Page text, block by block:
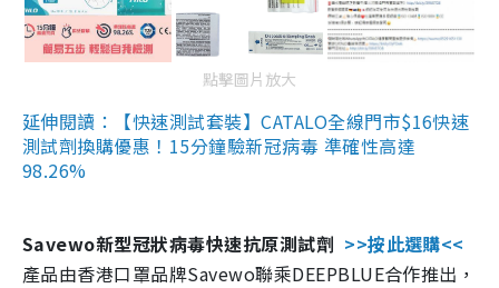
點擊圖片放大
延伸閱讀：【快速測試套裝】CATALO全線門市$16快速
測試劑換購優惠！15分鐘驗新冠病毒 準確性高達
98.26%
Savewo新型冠狀病毒快速抗原測試劑 >>按此選購<<
產品由香港口罩品牌Savewo聯乘DEEPBLUE合作推出，